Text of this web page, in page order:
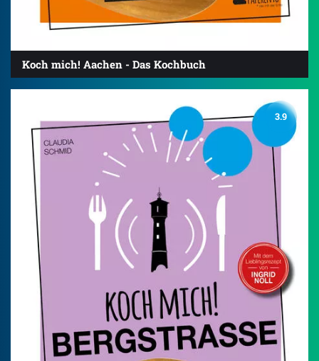
Koch mich! Aachen - Das Kochbuch
3.9